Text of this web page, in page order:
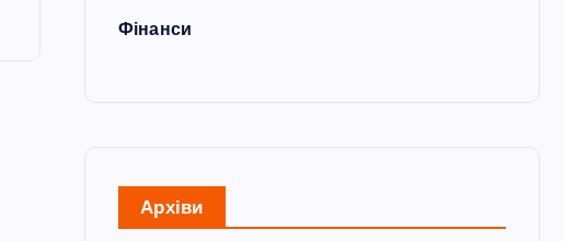
Фінанси
Архіви